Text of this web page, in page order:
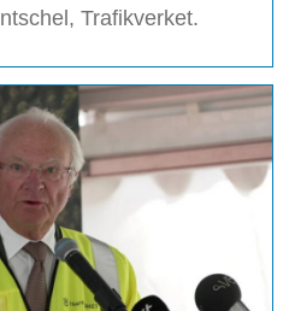
Trafikverket.